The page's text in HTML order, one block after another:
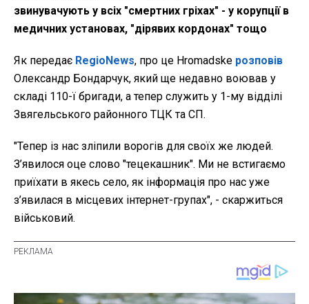
звинувачують у всіх "смертних гріхах" - у корупції в
медичних установах, "дірявих кордонах" тощо
Як передає RegioNews, про це Hromadske розповів
Олександр Бондарчук, який ще недавно воював у
складі 110-ї бригади, а тепер служить у 1-му відділі
Звягельського районного ТЦК та СП.
"Тепер із нас зліпили ворогів для своїх же людей.
З’явилося оце слово "тецекашник". Ми не встигаємо
приїхати в якесь село, як інформація про нас уже
з’явилася в місцевих інтернет-групах", - скаржиться
військовий.